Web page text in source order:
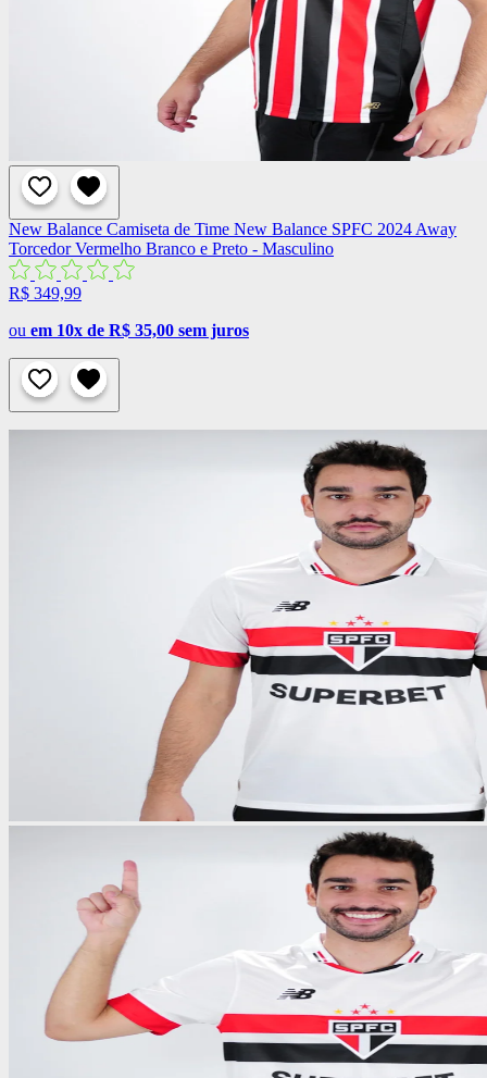
New Balance Camiseta de Time New Balance SPFC 2024 Away
Torcedor Vermelho Branco e Preto - Masculino
R$ 349,99
ou em 10x de R$ 35,00 sem juros